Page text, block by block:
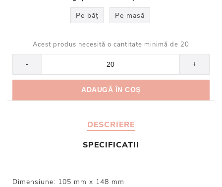
Pe băț Pe masă
Acest produs necesită o cantitate minimă de 20
- +
DESCRIERE
SPECIFICATII
Dimensiune: 105 mm x 148 mm